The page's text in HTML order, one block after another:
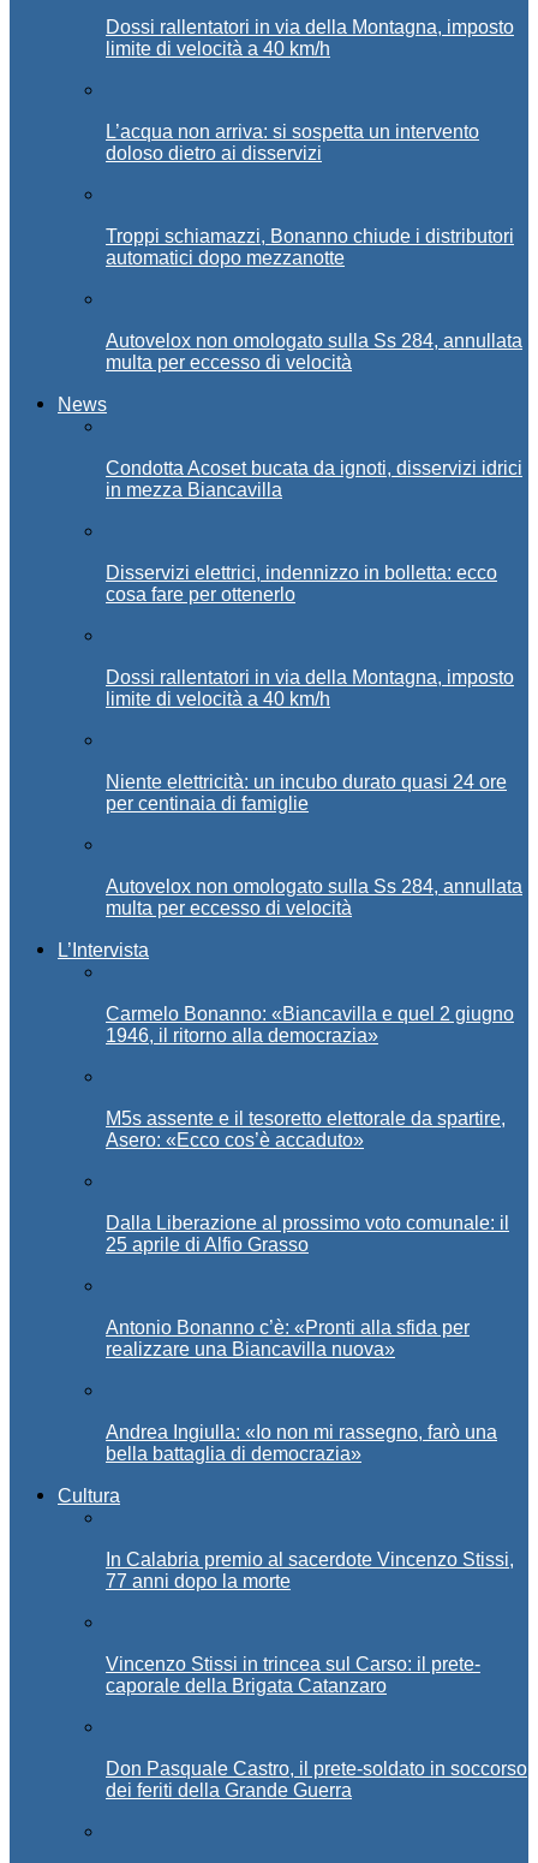
Dossi rallentatori in via della Montagna, imposto
limite di velocità a 40 km/h
L’acqua non arriva: si sospetta un intervento
doloso dietro ai disservizi
Troppi schiamazzi, Bonanno chiude i distributori
automatici dopo mezzanotte
Autovelox non omologato sulla Ss 284, annullata
multa per eccesso di velocità
News
Condotta Acoset bucata da ignoti, disservizi idrici
in mezza Biancavilla
Disservizi elettrici, indennizzo in bolletta: ecco
cosa fare per ottenerlo
Dossi rallentatori in via della Montagna, imposto
limite di velocità a 40 km/h
Niente elettricità: un incubo durato quasi 24 ore
per centinaia di famiglie
Autovelox non omologato sulla Ss 284, annullata
multa per eccesso di velocità
L’Intervista
Carmelo Bonanno: «Biancavilla e quel 2 giugno
1946, il ritorno alla democrazia»
M5s assente e il tesoretto elettorale da spartire,
Asero: «Ecco cos’è accaduto»
Dalla Liberazione al prossimo voto comunale: il
25 aprile di Alfio Grasso
Antonio Bonanno c’è: «Pronti alla sfida per
realizzare una Biancavilla nuova»
Andrea Ingiulla: «Io non mi rassegno, farò una
bella battaglia di democrazia»
Cultura
In Calabria premio al sacerdote Vincenzo Stissi,
77 anni dopo la morte
Vincenzo Stissi in trincea sul Carso: il prete-
caporale della Brigata Catanzaro
Don Pasquale Castro, il prete-soldato in soccorso
dei feriti della Grande Guerra